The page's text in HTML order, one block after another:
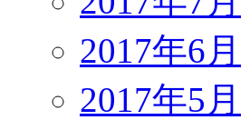
2017年6月
2017年5月